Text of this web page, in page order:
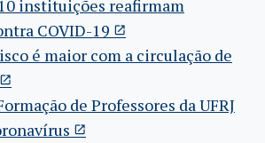
instituições reafirmam
COVID-19
é maior com a circulação de
de Professores da UFRJ